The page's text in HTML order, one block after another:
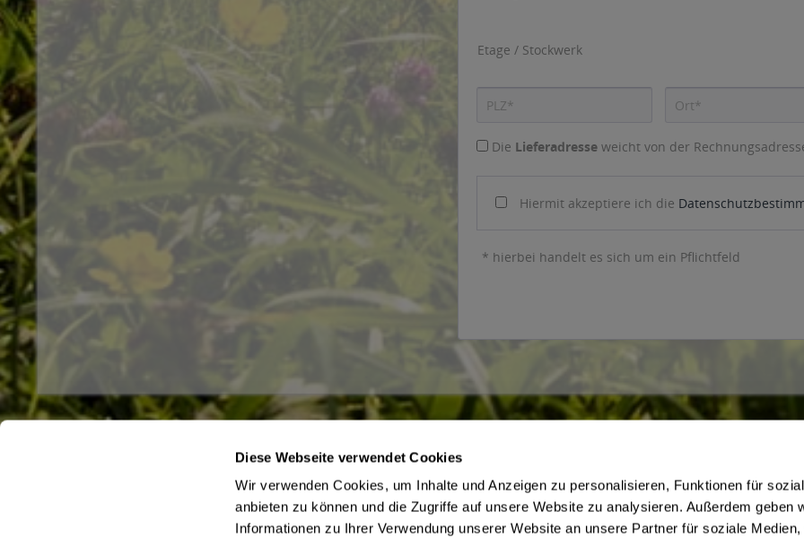
Diese Webseite verwendet Cookies
Wir verwenden Cookies, um Inhalte und Anzeigen zu personalisieren, Funktionen für
anbieten zu können und die Zugriffe auf unsere Website zu analysieren. Außerdem geben
Informationen zu Ihrer Verwendung unserer Website an unsere Partner für soziale Medien,
Etage / Stockwerk
Die Lieferadresseweicht von der
Hiermit akzeptiere ich die
* hierbei handelt es sich um ein Pflichtfeld
Haben Sie Fragen zu Ihrer Bestellung?
05761/10 28an
Büro- und Firmenkunden
Hinweise zum Jugendschutz
AGB des Lieferanten
Datenschutz des Lieferanten